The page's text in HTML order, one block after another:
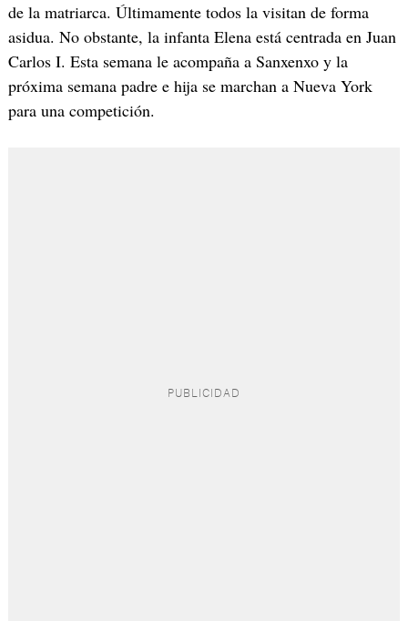
de la matriarca. Últimamente todos la visitan de forma
asidua. No obstante, la infanta Elena está centrada en Juan
Carlos I. Esta semana le acompaña a Sanxenxo y la
próxima semana padre e hija se marchan a Nueva York
para una competición.